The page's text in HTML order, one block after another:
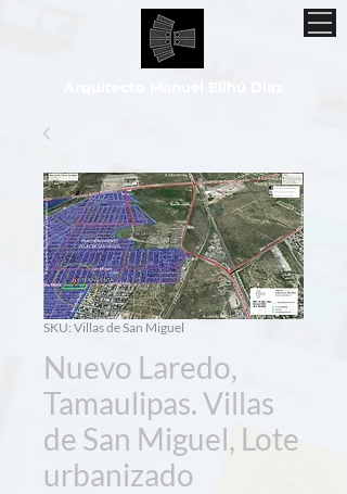
SKU: Villas de San Miguel
Nuevo Laredo,
Tamaulipas. Villas
de San Miguel, Lote
urbanizado